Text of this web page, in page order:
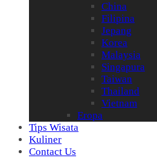
China
Filipina
Jepang
Korea
Malaysia
Singapura
Taiwan
Thailand
Vietnam
Eropa
Tips Wisata
Kuliner
Contact Us